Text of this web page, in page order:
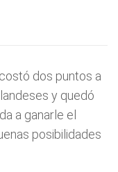
dos puntos a
y quedó
a ganarle el
posibilidades